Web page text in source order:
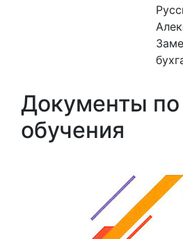
Документы по
обучения